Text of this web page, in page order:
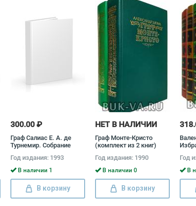
300.00 ₽
Граф Салиас Е. А. де
Турнемир. Собрание
(комплект) Евгений
Салиас
Год издания: 1993
В наличии 1
В корзину
НЕТ В НАЛИЧИИ
Граф Монте-Кристо
(комплект из 2 книг)
Год издания: 1990
В наличии 0
В корзину
Год
В